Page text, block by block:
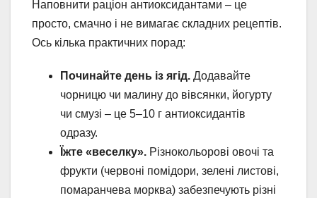
Наповнити раціон антиоксидантами – це
просто, смачно і не вимагає складних рецептів.
Ось кілька практичних порад:
Починайте день із ягід. Додавайте
чорницю чи малину до вівсянки, йогурту
чи смузі – це 5–10 г антиоксидантів
одразу.
Їжте «веселку». Різнокольорові овочі та
фрукти (червоні помідори, зелені листові,
помаранчева морква) забезпечують різні